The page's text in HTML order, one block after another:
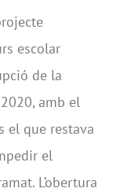
escolar
de la
amb el
el que restava
el
L’obertura